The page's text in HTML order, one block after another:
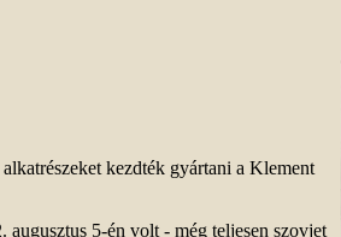
kezdték gyártani a Klement
5-én volt - még teljesen szovjet